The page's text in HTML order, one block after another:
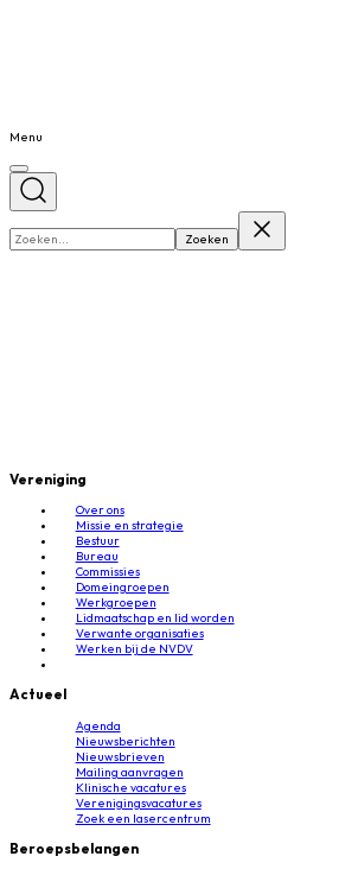
Menu
Vereniging
Over ons
Missie en strategie
Bestuur
Bureau
Commissies
Domeingroepen
Werkgroepen
Lidmaatschap en lid worden
Verwante organisaties
Werken bij de NVDV
Actueel
Agenda
Nieuwsberichten
Nieuwsbrieven
Mailing aanvragen
Klinische vacatures
Verenigingsvacatures
Zoek een lasercentrum
Beroepsbelangen